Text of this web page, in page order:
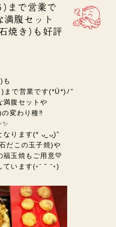
まで営業で
腹セット
焼き)も好評
も
で営業です(*Ü*)ﾉ”
満腹セットや
変わり種‼
なります(* ᴗ͈ˬᴗ͈)”
だこの玉子焼)や
福玉焼もご用意💛
います(◦ˉ ˘ ˉ◦)